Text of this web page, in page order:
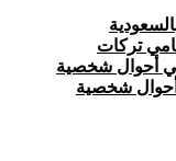
تركات
أحوال شخصية
شخصية